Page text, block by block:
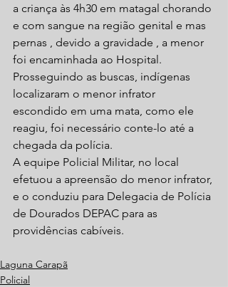
a criança às 4h30 em matagal chorando
e com sangue na região genital e mas
pernas , devido a gravidade , a menor
foi encaminhada ao Hospital.
Prosseguindo as buscas, indígenas
localizaram o menor infrator
escondido em uma mata, como ele
reagiu, foi necessário conte-lo até a
chegada da polícia.
A equipe Policial Militar, no local
efetuou a apreensão do menor infrator,
e o conduziu para Delegacia de Polícia
de Dourados DEPAC para as
providências cabíveis.
Laguna Carapã
Policial